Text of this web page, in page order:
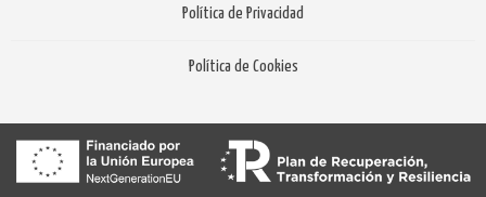
Política de Privacidad
Política de Cookies